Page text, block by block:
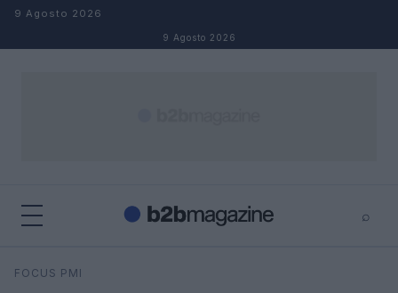
Salta al contenuto
9 Agosto 2026
9 Agosto 2026
⌕
Cerca
FOCUS PMI